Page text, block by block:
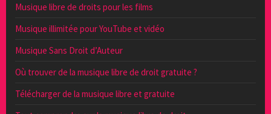
Musique libre de droits pour les films
Musique illimitée pour YouTube et vidéo
Musique Sans Droit d’Auteur
Où trouver de la musique libre de droit gratuite ?
Télécharger de la musique libre et gratuite